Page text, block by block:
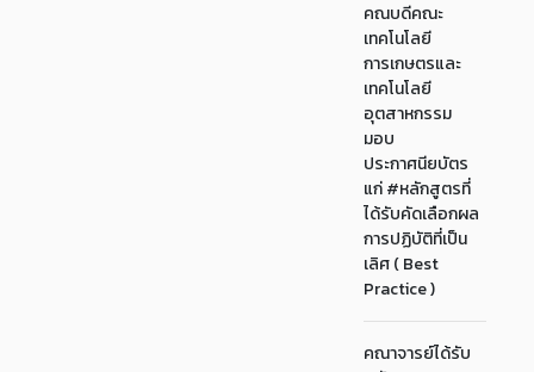
คณบดีคณะ
เทคโนโลยี
การเกษตรและ
เทคโนโลยี
อุตสาหกรรม
มอบ
ประกาศนียบัตร
แก่ #หลักสูตรที่
ได้รับคัดเลือกผล
การปฏิบัติที่เป็น
เลิศ ( Best
Practice )
คณาจารย์ได้รับ